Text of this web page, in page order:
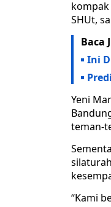
SHUt,
Baca
Ini
Yeni
teman-
“Kami